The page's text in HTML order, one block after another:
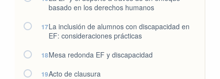
basado en los derechos humanos
17La inclusión de alumnos con discapacidad en
EF: consideraciones prácticas
18Mesa redonda EF y discapacidad
19Acto de clausura